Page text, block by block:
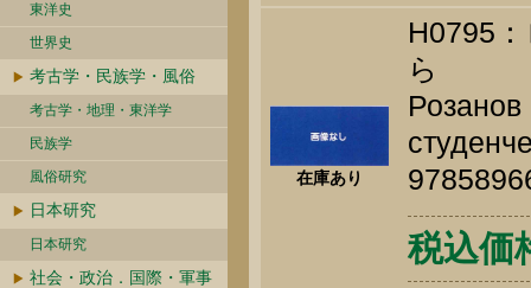
東洋史
世界史
考古学・民族学・風俗
考古学・地理・東洋学
民族学
風俗研究
日本研究
日本研究
社会・政治．国際・軍事
在庫あり
H0795
ら
税込価